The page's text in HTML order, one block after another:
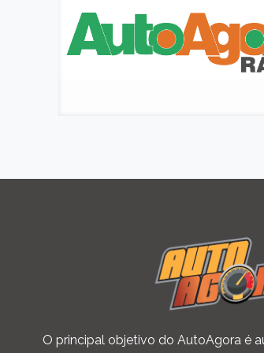
O principal objetivo do AutoAgora é